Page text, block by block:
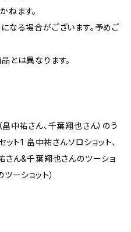
ます。
なる場合がございます。予めご
とは異なります。
中祐さん、千葉翔也さん）のう
ト1 畠中祐さんソロショット、
さん&千葉翔也さんのツーショ
ーショット）